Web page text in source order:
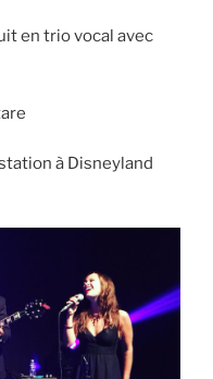
en trio vocal avec
à Disneyland